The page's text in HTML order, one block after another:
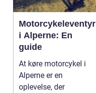
Motorcykeleventyr
i Alperne: En
guide
At køre motorcykel i
Alperne er en
oplevelse, der